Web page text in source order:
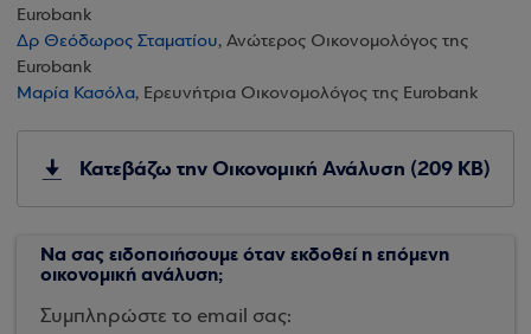
Eurobank
Δρ Θεόδωρος Σταματίου, Ανώτερος Οικονομολόγος της
Eurobank
Μαρία Κασόλα, Ερευνήτρια Οικονομολόγος της Eurobank
Κατεβάζω την Οικονομική Ανάλυση (209 KB)
Να σας ειδοποιήσουμε όταν εκδοθεί η επόμενη
οικονομική ανάλυση;
Συμπληρώστε το email σας: